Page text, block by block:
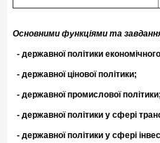
Основними функціями та
- державної політики
- державної цінової політики;
- державної промислової
- державноїполітики у сфері
- державної політики у сфері